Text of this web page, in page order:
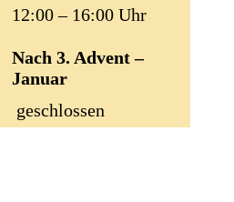
12:00 – 16:00 Uhr
Nach 3. Advent –
Januar
geschlossen